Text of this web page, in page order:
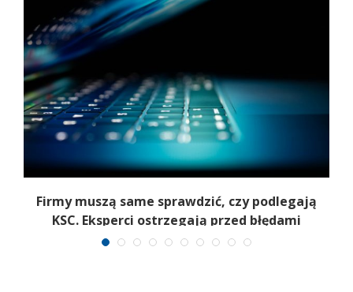
Firmy muszą same sprawdzić, czy podlegają
KSC. Eksperci ostrzegają przed błędami